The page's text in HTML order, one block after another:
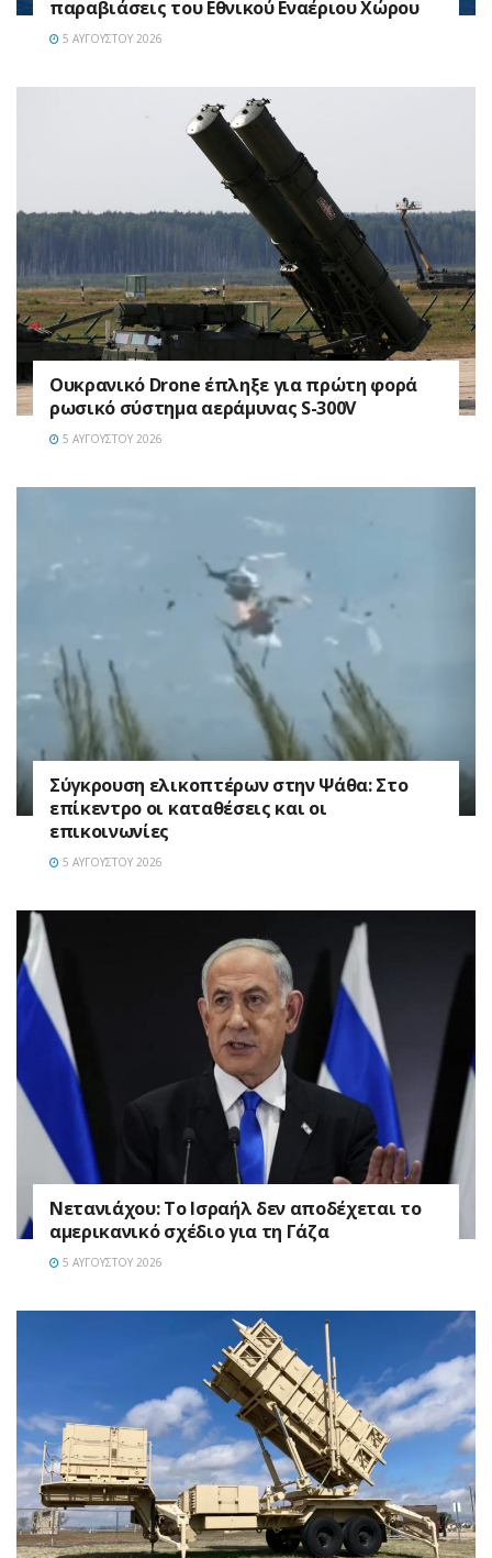
παραβιάσεις του Εθνικού Εναέριου Χώρου
5 ΑΥΓΟΎΣΤΟΥ 2026
Ουκρανικό Drone έπληξε για πρώτη φορά
ρωσικό σύστημα αεράμυνας S-300V
5 ΑΥΓΟΎΣΤΟΥ 2026
Σύγκρουση ελικοπτέρων στην Ψάθα: Στο
επίκεντρο οι καταθέσεις και οι
επικοινωνίες
5 ΑΥΓΟΎΣΤΟΥ 2026
Νετανιάχου: Το Ισραήλ δεν αποδέχεται το
αμερικανικό σχέδιο για τη Γάζα
5 ΑΥΓΟΎΣΤΟΥ 2026